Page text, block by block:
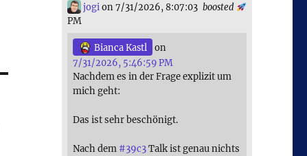
boosted
jogi on 7/31/2026, 8:07:03
PM
Bianca Kastl
on
7/31/2026, 5:46:59 PM
Nachdem es in der Frage explizit um
mich geht:
Das ist sehr beschönigt.
Nach dem #39c3Talk ist genau nichts